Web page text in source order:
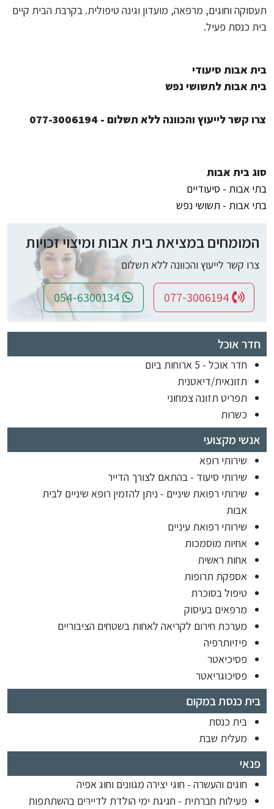
תעסוקה וחוגים, מרפאה, מועדון וגינה טיפולית. בקרבת הבית קיים
בית כנסת פעיל.
בית אבות סיעודי
בית אבות לתשושי נפש
צרו קשר לייעוץ והכוונה ללא תשלום - 077-3006194
סוג בית אבות
בתי אבות - סיעודיים
בתי אבות - תשושי נפש
המומחים במציאת בית אבות ומיצוי זכויות
צרו קשר לייעוץ והכוונה ללא תשלום
חדר אוכל
חדר אוכל - 5 ארוחות ביום
תזונאית/דיאטנית
תפריט תזונה צמחוני
כשרות
אנשי מקצועי
שירותי רופא
שירותי סיעוד - בהתאם לצורך הדייר
שירותי רפואת שיניים - ניתן להזמין רופא שיניים לבית
אבות
שירותי רפואת עיניים
אחיות מוסמכות
אחות ראשית
אספקת תרופות
טיפול בסוכרת
מרפאים בעיסוק
מערכת חירום לקריאה לאחות בשטחים הציבוריים
פיזיותרפיה
פסיכיאטר
פסיכוגריאטר
בית כנסת במקום
בית כנסת
מעלית שבת
פנאי
חוגים והעשרה - חוגי יצירה מגוונים וחוג אפיה
פעילות חברתית - חגיגת ימי הולדת לדיירים בהשתתפות